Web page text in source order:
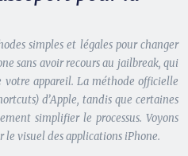
simples et légales pour changer
sans avoir recours au jailbreak, qui
appareil. La méthode officielle
d’Apple, tandis que certaines
simplifier le processus. Voyons
visuel des applications iPhone.